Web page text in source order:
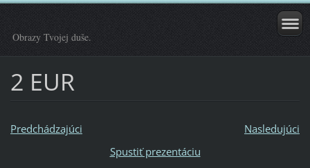
Obrazy Tvojej duše.
2 EUR
Predchádzajúci
Nasledujúci
Spustiť prezentáciu